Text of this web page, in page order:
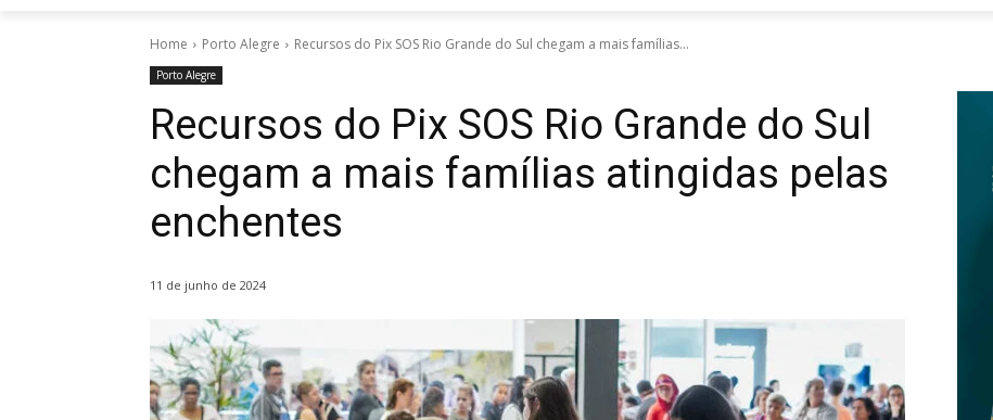
Home Porto Alegre Recursos do Pix SOS Rio Grande do Sul chegam a mais famílias...
Porto Alegre
Recursos do Pix SOS Rio Grande do Sul
chegam a mais famílias atingidas pelas
enchentes
11 de junho de 2024